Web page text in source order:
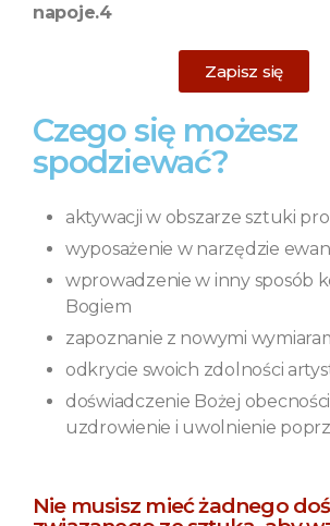
napoje.4
Zapisz się
Czego się możesz
spodziewać?
aktywacji w obszarze sztuki
wyposażenie w narzędzie
wprowadzenie w inny sposób
Bogiem
zapoznanie z nowymi
odkrycie swoich zdolności
doświadczenie Bożej obecności
uzdrowienie i uwolnienie
Nie musisz mieć żadnego